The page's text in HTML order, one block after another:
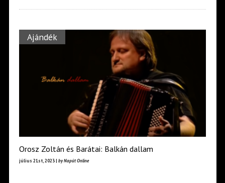
Ajándék
Orosz Zoltán és Barátai: Balkán dallam
július 21st, 2023 | by Napút Online